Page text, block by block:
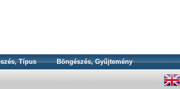
Típus Böngészés, Gyűjtemény